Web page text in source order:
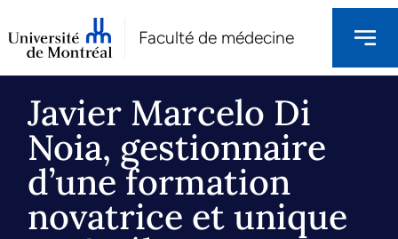
Faculté de médecine
Javier Marcelo Di
Noia, gestionnaire
d’une formation
novatrice et unique